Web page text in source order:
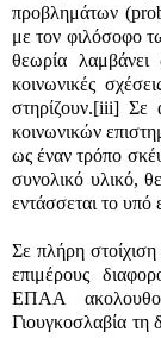
προβλημάτων (
με τον φιλόσοφο
θεωρία λαμβάνει
κοινωνικές
στηρίζουν.[iii] Σε
κοινωνικών
ως έναν τρόπο
συνολικό υλικό,
εντάσσεται το υπό
Σε πλήρη στοίχιση
επιμέρους
ΕΠΑΑ
Γιουγκοσλαβία